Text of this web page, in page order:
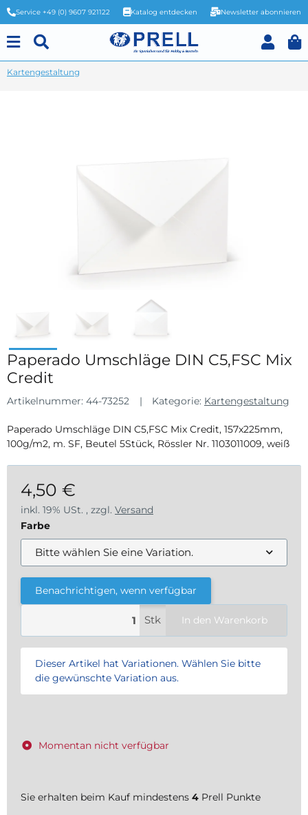
Service +49 (0) 9607 921122 Katalog entdecken Newsletter abonnieren
Kartengestaltung
Paperado Umschläge DIN C5,FSC Mix
Credit
Artikelnummer: 44-73252 Kategorie: Kartengestaltung
Paperado Umschläge DIN C5,FSC Mix Credit, 157x225mm,
100g/m2, m. SF, Beutel 5Stück, Rössler Nr. 1103011009, weiß
4,50 €
inkl. 19% USt. , zzgl. Versand
Farbe
Bitte wählen Sie eine Variation.
Benachrichtigen, wenn verfügbar
Stk In den Warenkorb
x
Dieser Artikel hat Variationen. Wählen Sie bitte
die gewünschte Variation aus.
Momentan nicht verfügbar
Sie erhalten beim Kauf mindestens 4 Prell Punkte